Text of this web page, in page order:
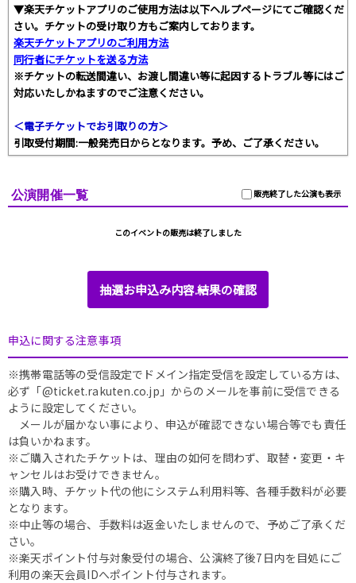
▼楽天チケットアプリのご使用方法は以下ヘルプページにてご確認くだ
さい。チケットの受け取り方もご案内しております。
楽天チケットアプリのご利用方法
同行者にチケットを送る方法
※チケットの転送間違い、お渡し間違い等に起因するトラブル等にはご
対応いたしかねますのでご注意ください。
＜電子チケットでお引取りの方＞
引取受付期間:一般発売日からとなります。予め、ご了承ください。
販売終了した公演も表示
公演開催一覧
このイベントの販売は終了しました
抽選お申込み内容.結果の確認
申込に関する注意事項
※携帯電話等の受信設定でドメイン指定受信を設定している方は、
必ず「@ticket.rakuten.co.jp」からのメールを事前に受信できる
ように設定してください。
メールが届かない事により、申込が確認できない場合等でも責任
は負いかねます。
※ご購入されたチケットは、理由の如何を問わず、取替・変更・キ
ャンセルはお受けできません。
※購入時、チケット代の他にシステム利用料等、各種手数料が必要
となります。
※中止等の場合、手数料は返金いたしませんので、予めご了承くだ
さい。
※楽天ポイント付与対象受付の場合、公演終了後7日内を目処にご
利用の楽天会員IDへポイント付与されます。